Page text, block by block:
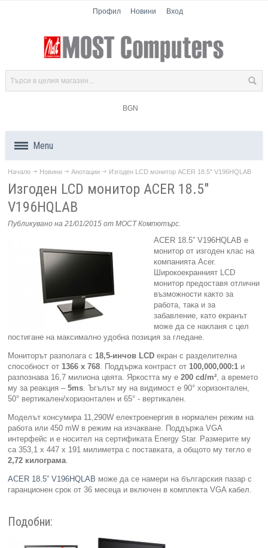
Профил Новини Вход
BGN
Menu
Продукти
Компоненти
Таблети
Компютри
Принтери
Консумативи
Смартфони
Начало Новини Анотации Изгоден LCD монитор ACER 18.5" V196HQLAB
Изгоден LCD монитор ACER 18.5"
V196HQLAB
Публикувано на 21/01/2015 от МОСТ Компютърс
ACER 18.5” V196HQLAB е
монитор от изгоден клас на
компанията Acer.
Широкоекранният LCD
монитор предоставя отлични
възможности както за
работа, така и за
забавление, като екранът
може да се накланя с цел
постигане на максимално удобна позиция за гледане.
Мониторът разполага с 18,5-инчов LCDекран с разделителна
способност от 1366 х768 . Поддържа контраст от 100,000,000:1 и
разпознава 16,7 милиона цвята. Яркостта му е200 cd/m² , а времето
му за реакция –5ms . Ъгълът му на видимост е 90° хоризонтален,
50° вертикален/хоризонтален и 65° - вертикален.
Моделът консумира 11,290W електроенергия в нормален режим на
работа или 450 mW в режим на изчакване. Поддържа VGA
интерфейс и е носител на сертификата Energy Star. Размерите му
са 353,1 x 447 x 191 милиметра с поставката, а общото му тегло е
2,72 килограма.
ACER 18.5” V196HQLAB може да се намери на българския пазар с
гаранционен срок от 36 месеца и включен в комплекта VGA кабел.
Подобни: